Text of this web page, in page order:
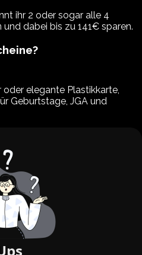
ihr 2 oder sogar alle 4
dabei bis zu 141€ sparen.
elegante Plastikkarte,
Geburtstage, JGA und